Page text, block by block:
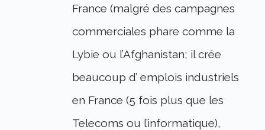
France (malgré des campagnes
commerciales phare comme la
Lybie ou l’Afghanistan; il crée
beaucoup d’ emplois industriels
en France (5 fois plus que les
Telecoms ou l’informatique),